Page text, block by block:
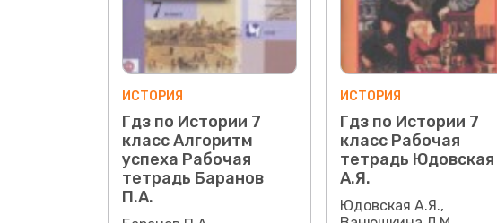
ИСТОРИЯ
Гдз по Истории 7
класс Алгоритм
успеха Рабочая
тетрадь Баранов
П.А.
ИСТОРИЯ
Гдз по Истории 7
класс Рабочая
тетрадь Юдовская
А.Я.
Юдовская А.Я.,